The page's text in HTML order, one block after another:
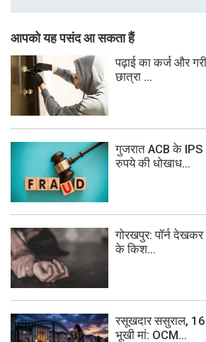
आपको यह पसंद आ सकता हैं
पढ़ाई का कर्ज और
छात्रा ...
गुजरात ACB के
रुपये की धोखाध...
गोरखपुर: पॉर्न
के किश...
रसूखदार ससुराल,
भूखी मां: OCM...